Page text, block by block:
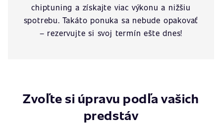
chiptuning a získajte viac výkonu a nižšiu
spotrebu. Takáto ponuka sa nebude opakovať
– rezervujte si svoj termín ešte dnes!
Zvoľte si úpravu podľa vašich
predstáv